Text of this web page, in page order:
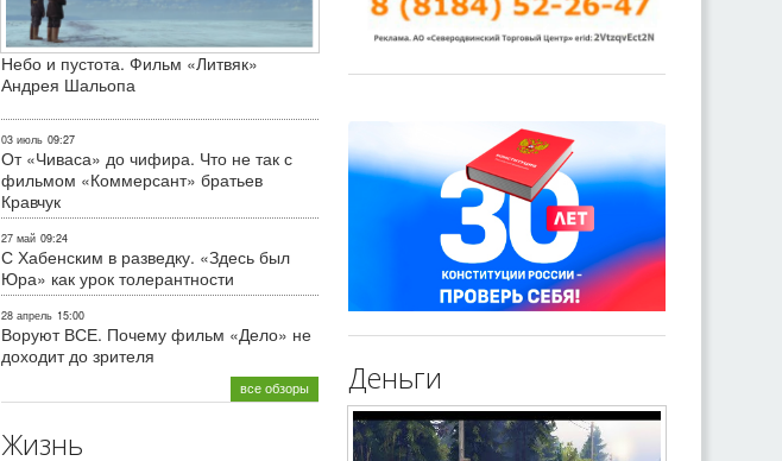
Небо и пустота. Фильм «Литвяк»
Андрея Шальопа
03 июль 09:27
От «Чиваса» до чифира. Что не так с
фильмом «Коммерсант» братьев
Кравчук
27 май 09:24
С Хабенским в разведку. «Здесь был
Юра» как урок толерантности
28 апрель 15:00
Воруют ВСЕ. Почему фильм «Дело» не
доходит до зрителя
все обзоры
Жизнь
Деньги